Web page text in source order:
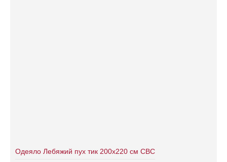
Одеяло Лебяжий пух тик 200х220 см СВС